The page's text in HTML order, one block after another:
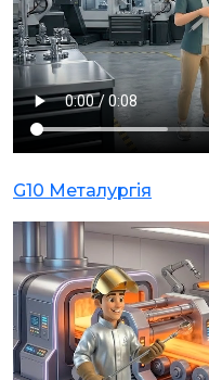
G10 Металургія